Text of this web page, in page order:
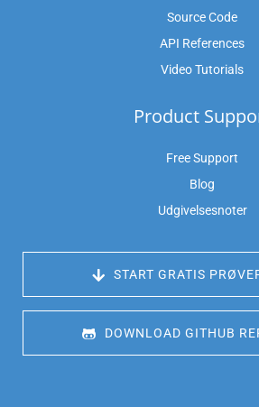
Source Code
API References
Video Tutorials
Product
Free Support
Blog
Udgivelsesnoter
START GRATIS
DOWNLOAD GITHUB